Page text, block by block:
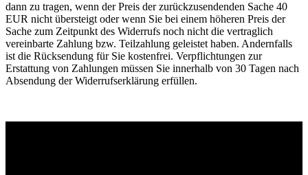
dann zu tragen, wenn der Preis der zurückzusendenden Sache 40
EUR nicht übersteigt oder wenn Sie bei einem höheren Preis der
Sache zum Zeitpunkt des Widerrufs noch nicht die vertraglich
vereinbarte Zahlung bzw. Teilzahlung geleistet haben. Andernfalls
ist die Rücksendung für Sie kostenfrei. Verpflichtungen zur
Erstattung von Zahlungen müssen Sie innerhalb von 30 Tagen nach
Absendung der Widerrufserklärung erfüllen.